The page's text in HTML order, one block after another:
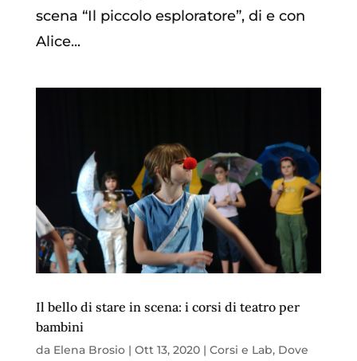
scena “Il piccolo esploratore”, di e con
Alice...
Il bello di stare in scena: i corsi di teatro per
bambini
da Elena Brosio| Ott 13, 2020| Corsi e Lab, Dove